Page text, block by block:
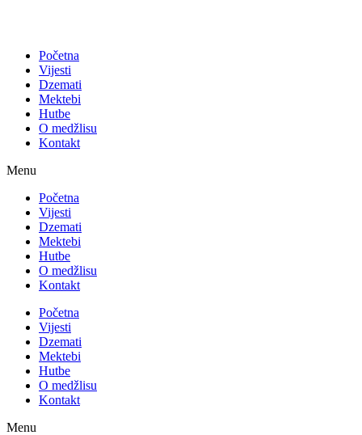
Početna
Vijesti
Dzemati
Mektebi
Hutbe
O medžlisu
Kontakt
Menu
Početna
Vijesti
Dzemati
Mektebi
Hutbe
O medžlisu
Kontakt
Početna
Vijesti
Dzemati
Mektebi
Hutbe
O medžlisu
Kontakt
Menu